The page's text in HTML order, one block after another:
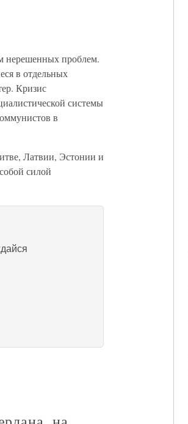
нерешенных проблем.
в отдельных
Кризис
системы
в
Латвии, Эстонии и
силой